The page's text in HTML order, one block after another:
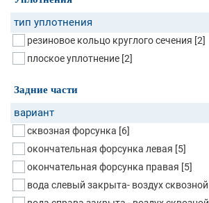
тип уплотнения
резиновое кольцо круглого сечения [2]
плоское уплотнение [2]
Задние части
вариант
сквозная форсунка [6]
окончательная форсунка левая [5]
окончательная форсунка правая [5]
вода слевый закрыта- воздух сквозной